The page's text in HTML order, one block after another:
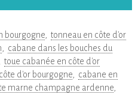
bourgogne
tonneau en côte d'or
cabane dans les bouches du
toue cabanée en côte d'or
d'or bourgogne
cabane en
marne champagne ardenne